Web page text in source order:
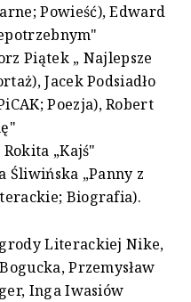
Powieść), Edward
Piątek „ Najlepsze
Jacek Podsiadło
Poezja), Robert
„Kajś"
Śliwińska „Panny z
Biografia).
Literackiej Nike,
Przemysław
Inga Iwasiów